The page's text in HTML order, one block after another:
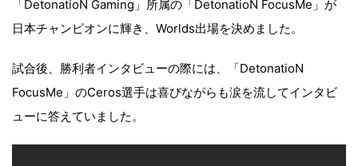
「DetonatioN Gaming」所属の「DetonatioN FocusMe」が
日本チャンピオンに輝き、Worlds出場を決めました。
試合後、勝利者インタビューの際には、「DetonatioN
FocusMe」のCeros選手は喜びながらも涙を流してインタビ
ューに答えていました。